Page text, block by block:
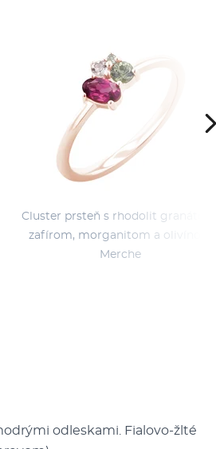
Cluster prsteň s rhodolit granátom,
zafírom, morganitom a olivínom
Merche
odleskami. Fialovo-žlté